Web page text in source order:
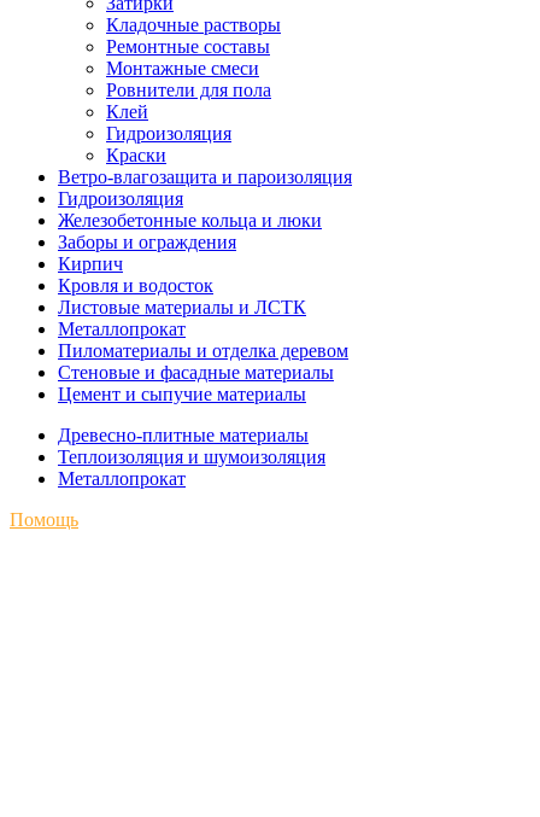
Кладочные растворы
Ремонтные составы
Монтажные смеси
Ровнители для пола
Клей
Гидроизоляция
Краски
Ветро-влагозащита и пароизоляция
Гидроизоляция
Железобетонные кольца и люки
Заборы и ограждения
Кирпич
Кровля и водосток
Листовые материалы и ЛСТК
Металлопрокат
Пиломатериалы и отделка деревом
Стеновые и фасадные материалы
Цемент и сыпучие материалы
Древесно-плитные материалы
Теплоизоляция и шумоизоляция
Металлопрокат
Помощь